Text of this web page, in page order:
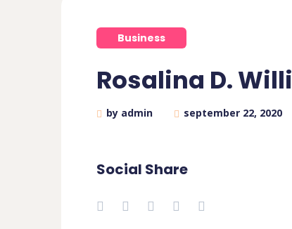
Business
Rosalina D.
by admin september 22, 2020
Social Share